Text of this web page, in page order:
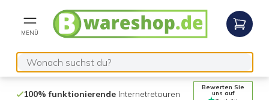
MENÜ
100% funktionierende Internetretouren 14 Tage
Bewerten Sie
uns auf